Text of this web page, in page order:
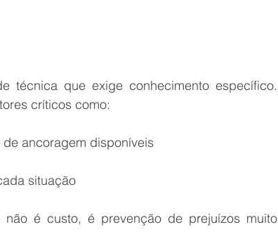
técnica que exige conhecimento específico.
críticos como:
ancoragem disponíveis
situação
é custo, é prevenção de prejuízos muito